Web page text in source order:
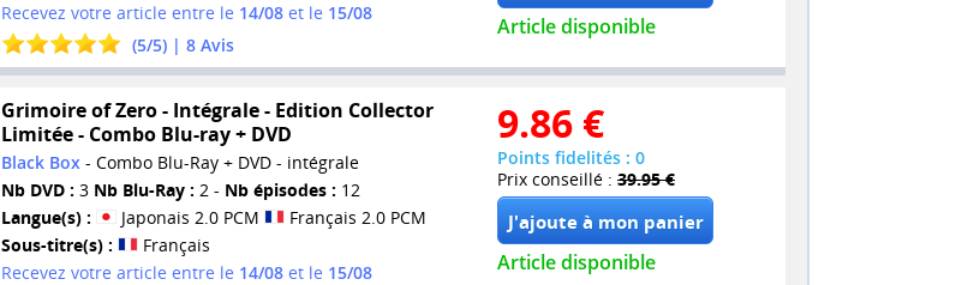
Recevez votre article entre le 14/08et le 15/08
(5/5) | 8Avis
Article disponible
Grimoire of Zero - Intégrale - Edition Collector
Limitée - Combo Blu-ray + DVD
Black Box - Combo Blu-Ray + DVD - intégrale
Nb DVD : 3 Nb Blu-Ray : 2 - Nb épisodes : 12
Langue(s) :
Japonais 2.0 PCM
Français 2.0 PCM
Sous-titre(s) :
Français
Recevez votre article entre le 14/08et le 15/08
9.86 €
Points fidelités : 0
Prix conseillé : 39.95 €
Article disponible